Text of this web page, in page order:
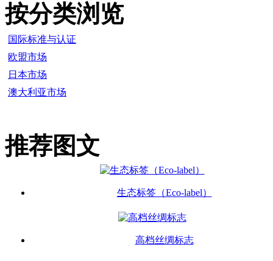
按分类浏览
国际标准与认证
欧盟市场
日本市场
澳大利亚市场
推荐图文
生态标签（Eco-label）
高档丝绸标志